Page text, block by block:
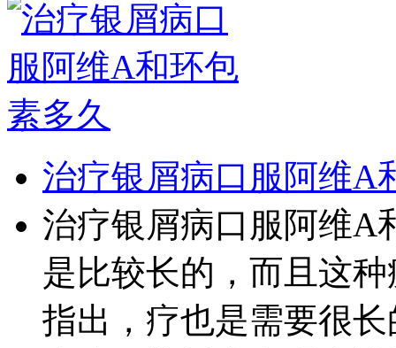
治疗银屑病口服阿维A
治疗银屑病口服阿维A
是比较长的，而且这
指出，疗也是需要很